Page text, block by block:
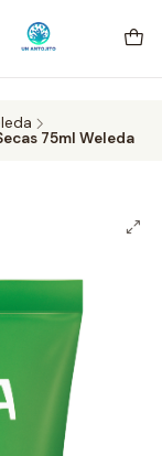
GRATIS mismo
desde CLP 39.900.
14 hrs.
75ml Weleda